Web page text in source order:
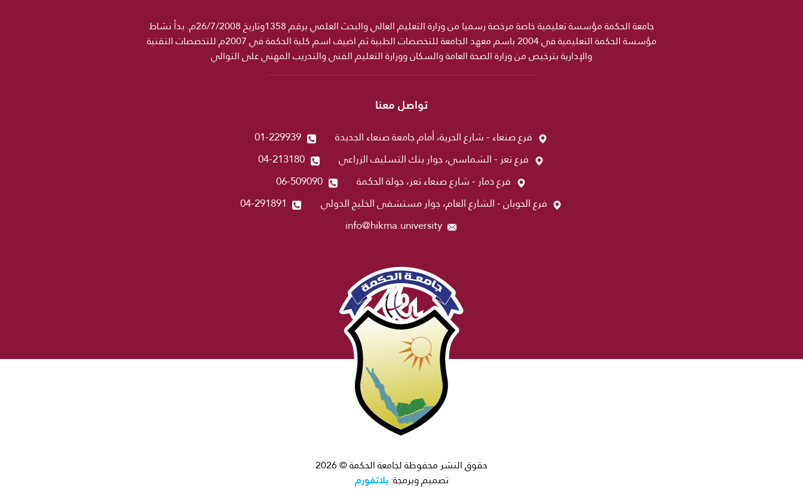
جامعة الحكمة مؤسسة تعليمية خاصة مرخصة رسميا من وزارة التعليم العالي والبحث العلمي برقم 1358وتاريخ 26/7/2008م. بدأ نشاط
مؤسسة الحكمة التعليمية في 2004 باسم معهد الجامعة للتخصصات الطبية ثم اضيف اسم كلية الحكمة في 2007م للتخصصات التقنية
والإدارية بترخيص من وزارة الصحة العامة والسكان ووزارة التعليم الفني والتدريب المهني على التوالي
تواصل معنا
فرع صنعاء - شارع الحرية، أمام جامعة صنعاء الجديدة
01-229939
فرع تعز - الشماسي، جوار بنك التسليف الزراعي
04-213180
فرع ذمار - شارع صنعاء تعز، جولة الحكمة
06-509090
فرع الحوبان - الشارع العام، جوار مستشفى الخليج الدولي
04-291891
info@hikma.university
حقوق النشر محفوظة لجامعة الحكمة © 2026
تصميم وبرمجة: بلاتفورم